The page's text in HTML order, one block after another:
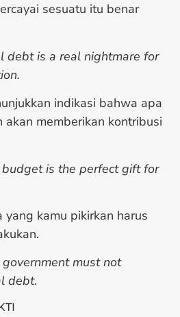
sesuatu itu benar
debt is a real nightmare for
indikasi bahwa apa
akan memberikan kontribusi
is the perfect gift for
kamu pikirkan harus
must not
debt.